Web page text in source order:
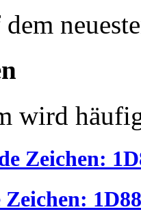
wird
Zeichen:
Zeichen: